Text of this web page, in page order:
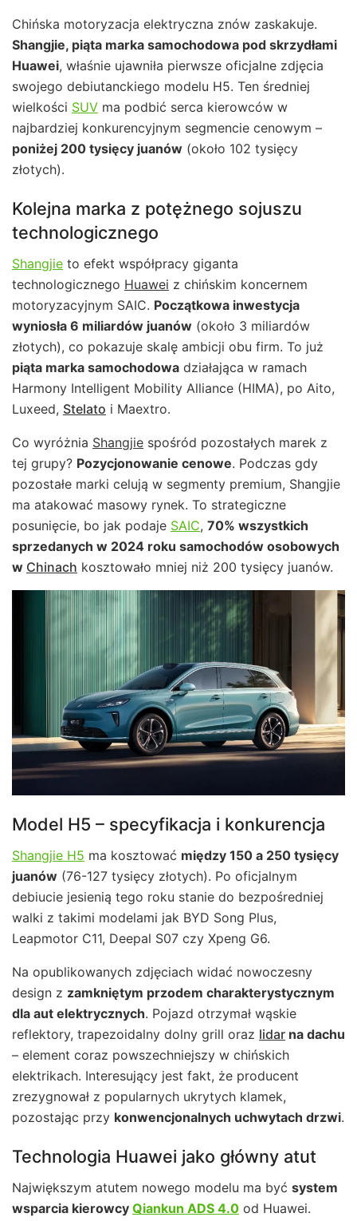
Chińska motoryzacja elektryczna znów zaskakuje.
Shangjie, piąta marka samochodowa pod skrzydłami
Huawei, właśnie ujawniła pierwsze oficjalne zdjęcia
swojego debiutanckiego modelu H5. Ten średniej
wielkości SUV ma podbić serca kierowców w
najbardziej konkurencyjnym segmencie cenowym –
poniżej 200 tysięcy juanów (około 102 tysięcy
złotych).
Kolejna marka z potężnego sojuszu
technologicznego
Shangjie to efekt współpracy giganta
technologicznego Huawei z chińskim koncernem
motoryzacyjnym SAIC. Początkowa inwestycja
wyniosła 6 miliardów juanów (około 3 miliardów
złotych), co pokazuje skalę ambicji obu firm. To już
piąta marka samochodowa działająca w ramach
Harmony Intelligent Mobility Alliance (HIMA), po Aito,
Luxeed, Stelato i Maextro.
Co wyróżnia Shangjie spośród pozostałych marek z
tej grupy? Pozycjonowanie cenowe. Podczas gdy
pozostałe marki celują w segmenty premium, Shangjie
ma atakować masowy rynek. To strategiczne
posunięcie, bo jak podaje SAIC, 70% wszystkich
sprzedanych w 2024 roku samochodów osobowych
w Chinach kosztowało mniej niż 200 tysięcy juanów.
Model H5 – specyfikacja i konkurencja
Shangjie H5 ma kosztować między 150 a 250 tysięcy
juanów (76-127 tysięcy złotych). Po oficjalnym
debiucie jesienią tego roku stanie do bezpośredniej
walki z takimi modelami jak BYD Song Plus,
Leapmotor C11, Deepal S07 czy Xpeng G6.
Na opublikowanych zdjęciach widać nowoczesny
design z zamkniętym przodem charakterystycznym
dla aut elektrycznych. Pojazd otrzymał wąskie
reflektory, trapezoidalny dolny grill oraz lidar na dachu
– element coraz powszechniejszy w chińskich
elektrikach. Interesujący jest fakt, że producent
zrezygnował z popularnych ukrytych klamek,
pozostając przy konwencjonalnych uchwytach drzwi.
Technologia Huawei jako główny atut
Największym atutem nowego modelu ma być system
wsparcia kierowcy Qiankun ADS 4.0 od Huawei.